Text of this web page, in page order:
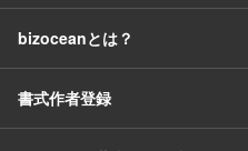
bizoceanとは？
書式作者登録